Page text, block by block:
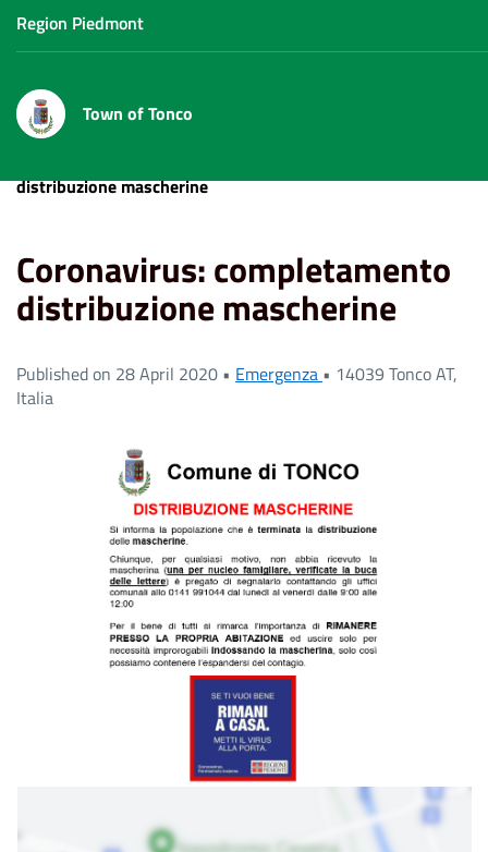
Region Piedmont
Town of Tonco
distribuzione mascherine
Coronavirus: completamento
distribuzione mascherine
Published on 28 April 2020 • Emergenza • 14039 Tonco AT,
Italia